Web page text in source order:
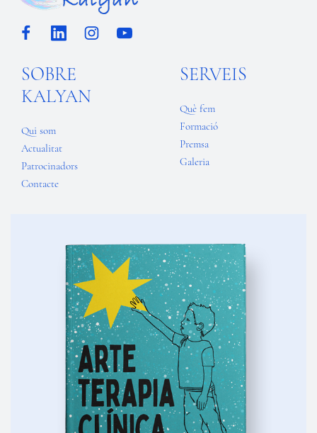
SOBRE
KALYAN
Qui som
Actualitat
Patrocinadors
Contacte
SERVEIS
Què fem
Formació
Premsa
Galeria